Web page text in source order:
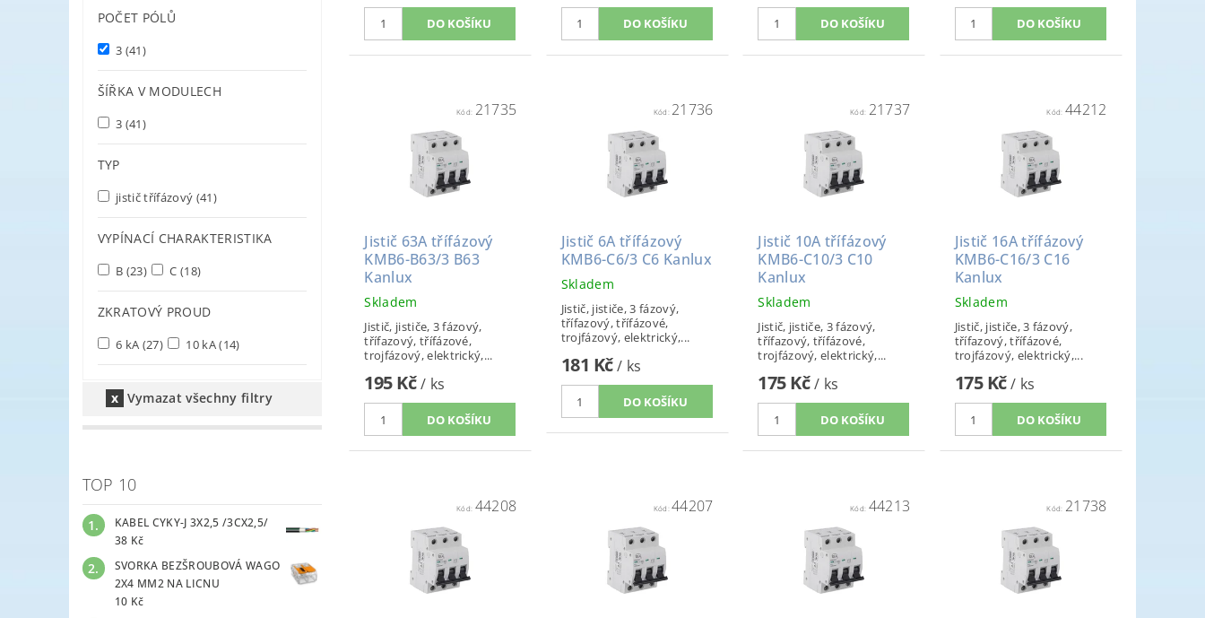
POČET PÓLŮ
3 (41)
ŠÍŘKA V MODULECH
3 (41)
TYP
jistič třífázový (41)
VYPÍNACÍ CHARAKTERISTIKA
B (23) C (18)
ZKRATOVÝ PROUD
6 kA (27) 10 kA(14)
Vymazat všechny filtry
TOP 10
KABEL CYKY-J 3X2,5 /3CX2,5/
38 Kč
SVORKA BEZŠROUBOVÁ WAGO
2X4 MM2 NA LICNU
10 Kč
Kód: 21735
Jistič 63A třífázový
KMB6-B63/3 B63
Kanlux
Skladem
Jistič, jističe, 3 fázový,
třífazový, třífázové,
trojfázový, elektrický,...
195 Kč/ ks
Kód: 21736
Jistič 6A třífázový
KMB6-C6/3 C6 Kanlux
Skladem
Jistič, jističe, 3 fázový,
třífazový, třífázové,
trojfázový, elektrický,...
181 Kč/ ks
Kód: 21737
Jistič 10A třífázový
KMB6-C10/3 C10
Kanlux
Skladem
Jistič, jističe, 3 fázový,
třífazový, třífázové,
trojfázový, elektrický,...
175 Kč/ ks
Kód:44212
Jistič 16A třífázový
KMB6-C16/3 C16
Kanlux
Skladem
Jistič, jističe, 3 fázový,
třífazový, třífázové,
trojfázový, elektrický,...
175 Kč/ ks
Kód: 44208 Kód:44207 Kód: 44213 Kód: 21738